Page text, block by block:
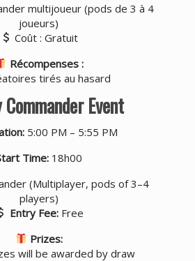
multijoueur (pods de 3 à 4
joueurs)
Coût : Gratuit
Récompenses :
tirés au hasard
Event
5:00 PM – 5:55 PM
Time:18h00
(Multiplayer, pods of 3–4
players)
Entry Fee:Free
Prizes:
will be awarded by draw